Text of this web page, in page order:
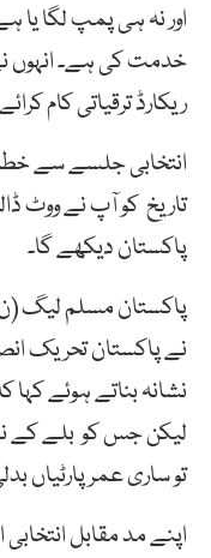
اور نہ ہی پمپ لگا یا
خدمت کی ہے۔ انہوں
ریکارڈ ترقیاتی کام
تاریخ کو آپ نے ووٹ
پاکستان دیکھے گا۔
پاکستان مسلم لیگ
نے پاکستان تحریک
نشانہ بناتے ہوئے کہا
لیکن جس کو بلے کے
تو ساری عمر پارٹیاں
اپنے مد مقابل